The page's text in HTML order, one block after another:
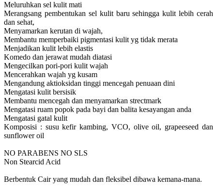
Meluruhkan sel kulit mati
Merangsang pembentukan sel kulit baru sehingga kulit lebih cerah
dan sehat,
Menyamarkan kerutan di wajah,
Membantu memperbaiki pigmentasi kulit yg tidak merata
Menjadikan kulit lebih elastis
Komedo dan jerawat mudah diatasi
Mengecilkan pori-pori kulit wajah
Mencerahkan wajah yg kusam
Mengandung aktioksidan tinggi mencegah penuaan dini
Mengatasi kulit bersisik
Membantu mencegah dan menyamarkan strectmark
Mengatasi ruam popok pada bayi dan balita kesayangan anda
Mengatasi gatal kulit
Komposisi : susu kefir kambing, VCO, olive oil, grapeeseed dan
sunflower oil
NO PARABENS NO SLS
Non Stearcid Acid
Berbentuk Cair yang mudah dan fleksibel dibawa kemana-mana.